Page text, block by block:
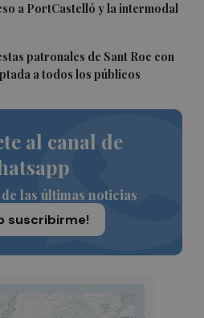
a PortCastelló y la intermodal
patronales de Sant Roc con
a todos los públicos
al canal de
las últimas noticias
suscribirme!